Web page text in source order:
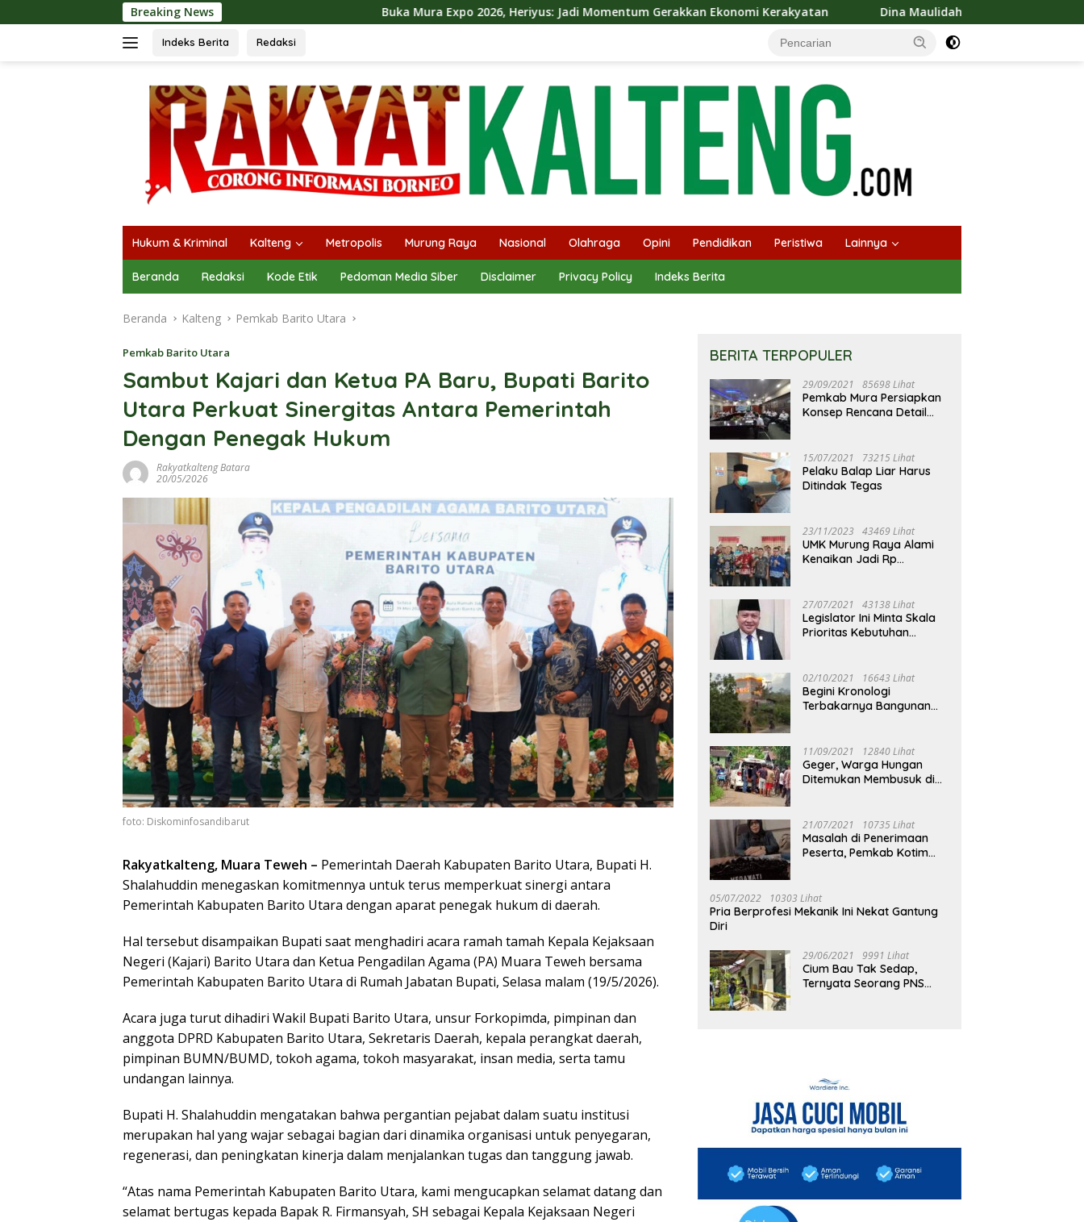
ke
Breaking News Buka Mura Expo 2026, Heriyus: Jadi Momentum Gerakkan Ekonomi Kerakyatan Dina Maulidah Apresiasi Festival Jajanan Tempo Dulu,
Indeks Berita Redaksi
Hukum & Kriminal Kalteng Metropolis Murung Raya Nasional Olahraga Opini Pendidikan Peristiwa Lainnya
Beranda Redaksi Kode Etik Pedoman Media Siber Disclaimer Privacy Policy Indeks Berita
Beranda Kalteng Pemkab Barito Utara
Pemkab Barito Utara
Sambut Kajari dan Ketua PA Baru, Bupati Barito
Utara Perkuat Sinergitas Antara Pemerintah
Dengan Penegak Hukum
Rakyatkalteng Batara
20/05/2026
foto: Diskominfosandibarut
Rakyatkalteng, Muara Teweh – Pemerintah Daerah Kabupaten Barito Utara, Bupati H.
Shalahuddin menegaskan komitmennya untuk terus memperkuat sinergi antara
Pemerintah Kabupaten Barito Utara dengan aparat penegak hukum di daerah.
Hal tersebut disampaikan Bupati saat menghadiri acara ramah tamah Kepala Kejaksaan
Negeri (Kajari) Barito Utara dan Ketua Pengadilan Agama (PA) Muara Teweh bersama
Pemerintah Kabupaten Barito Utara di Rumah Jabatan Bupati, Selasa malam (19/5/2026).
Acara juga turut dihadiri Wakil Bupati Barito Utara, unsur Forkopimda, pimpinan dan
anggota DPRD Kabupaten Barito Utara, Sekretaris Daerah, kepala perangkat daerah,
pimpinan BUMN/BUMD, tokoh agama, tokoh masyarakat, insan media, serta tamu
undangan lainnya.
Bupati H. Shalahuddin mengatakan bahwa pergantian pejabat dalam suatu institusi
merupakan hal yang wajar sebagai bagian dari dinamika organisasi untuk penyegaran,
regenerasi, dan peningkatan kinerja dalam menjalankan tugas dan tanggung jawab.
“Atas nama Pemerintah Kabupaten Barito Utara, kami mengucapkan selamat datang dan
selamat bertugas kepada Bapak R. Firmansyah, SH sebagai Kepala Kejaksaan Negeri
BERITA TERPOPULER
29/09/2021 85698 Lihat
Pemkab Mura Persiapkan
Konsep Rencana Detail
15/07/2021 73215 Lihat
Pelaku Balap Liar Harus
Ditindak Tegas
23/11/2023 43469 Lihat
UMK Murung Raya Alami
Kenaikan Jadi Rp
27/07/2021 43138 Lihat
Legislator Ini Minta Skala
Prioritas Kebutuhan
02/10/2021 16643 Lihat
Begini Kronologi
Terbakarnya Bangunan
11/09/2021 12840 Lihat
Geger, Warga Hungan
Ditemukan Membusuk di
21/07/2021 10735 Lihat
Masalah di Penerimaan
Peserta, Pemkab Kotim
05/07/2022 10303 Lihat
Pria Berprofesi Mekanik Ini Nekat Gantung
Diri
29/06/2021 9991 Lihat
Cium Bau Tak Sedap,
Ternyata Seorang PNS